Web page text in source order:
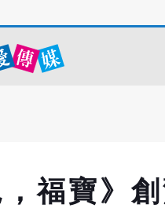
，福寶》